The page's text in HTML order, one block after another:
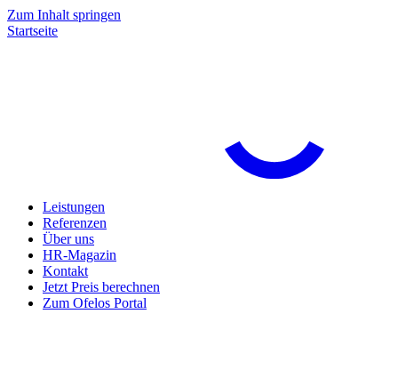
Zum Inhalt springen
Startseite
Leistungen
Referenzen
Über uns
HR-Magazin
Kontakt
Jetzt Preis berechnen
Zum Ofelos Portal